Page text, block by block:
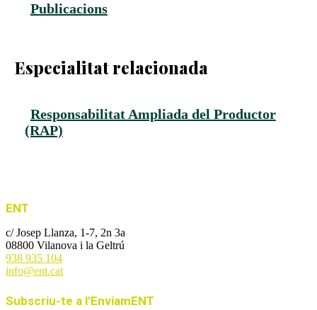
Publicacions
Especialitat relacionada
Responsabilitat Ampliada del Productor
(RAP)
ENT
c/ Josep Llanza, 1-7, 2n 3a
08800 Vilanova i la Geltrú
938 935 104
info@ent.cat
Subscriu-te a l’EnviamENT